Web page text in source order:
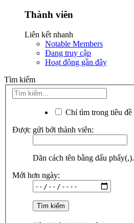
Thành viên
Liên kết nhanh
Notable Members
Đang truy cập
Hoạt động gần đây
Tìm kiếm
Chỉ tìm trong tiêu đề
Được gửi bởi thành viên:
Dãn cách tên bằng dấu phẩy(,).
Mới hơn ngày: